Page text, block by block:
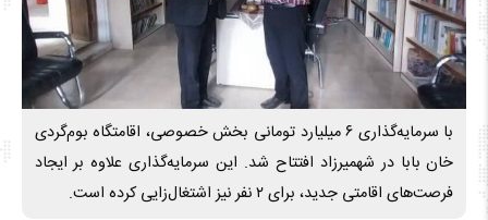
با سرمایه‌گذاری ۶ میلیارد تومانی بخش خصوصی، اقامتگاه بوم‌گردی
خان بابا در شهمیرزاد افتتاح شد. این سرمایه‌گذاری علاوه بر ایجاد
فرصت‌های اقامتی جدید، برای ۲ نفر نیز اشتغال‌زایی کرده است.